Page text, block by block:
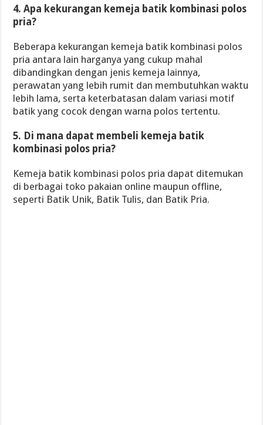
4. Apa kekurangan kemeja batik kombinasi polos
pria?
Beberapa kekurangan kemeja batik kombinasi polos
pria antara lain harganya yang cukup mahal
dibandingkan dengan jenis kemeja lainnya,
perawatan yang lebih rumit dan membutuhkan waktu
lebih lama, serta keterbatasan dalam variasi motif
batik yang cocok dengan warna polos tertentu.
5. Di mana dapat membeli kemeja batik
kombinasi polos pria?
Kemeja batik kombinasi polos pria dapat ditemukan
di berbagai toko pakaian online maupun offline,
seperti Batik Unik, Batik Tulis, dan Batik Pria.